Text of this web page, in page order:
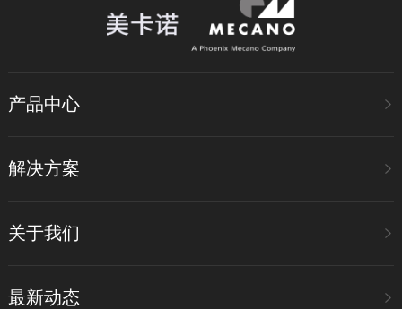
产品中心
解决方案
关于我们
最新动态